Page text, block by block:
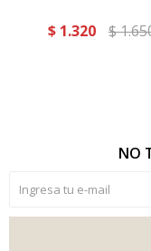
$ 1.320 $
NO